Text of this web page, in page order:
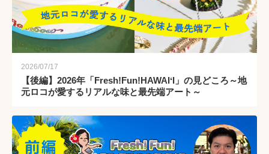
2026/07/17
【後編】2026年「Fresh!Fun!HAWAIʻI」の見どころ～地
元ロコが愛するリアルな味と最先端アート～